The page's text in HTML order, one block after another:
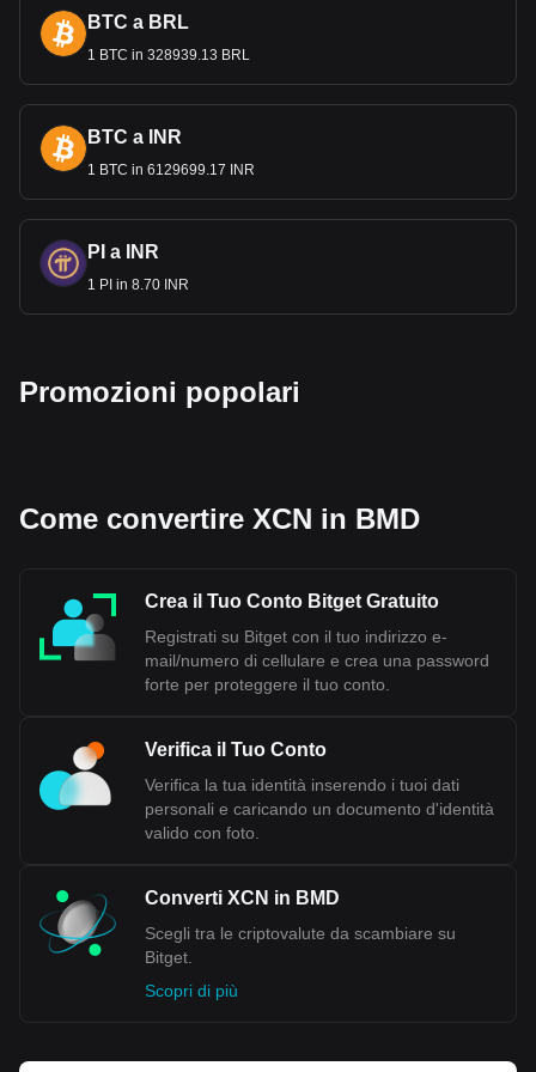
Questa stabilità è fondamentale per il settore commerciale
internazionale delle Bermuda, che opera con transazioni
finanziarie su larga scala. Il contesto n
unito alla stabilità della valuta, rende le Bermuda una
destinazione attraente per gli affari e la finanza
internazionale.
valuta di Onyxcoin che è XCN. Usa il nostro
calcolatore crypto per vedere a quanto può essere
scambiata la tua criptovaluta per BMD.
BTC a BRL
1 BTC in 328939.13 BRL
BTC a INR
1 BTC in 6129699.17 INR
PI a INR
1 PI in 8.70 INR
Promozioni popolari
Come convertire XCN in BMD
Crea il Tuo Conto Bitget Gratuito
Registrati su Bitget con il tuo indirizzo e-
mail/numero di cellulare e crea una password
forte per proteggere il tuo conto.
Verifica il Tuo Conto
Verifica la tua identità inserendo i tuoi dati
personali e caricando un documento d'identità
valido con foto.
Converti XCN in BMD
Scegli tra le criptovalute da scambiare su
Bitget.
Scopri di più